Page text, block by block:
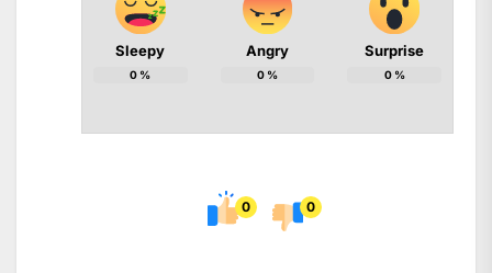
Sleepy
0 %
Angry
0%
Surprise
0%
0 0